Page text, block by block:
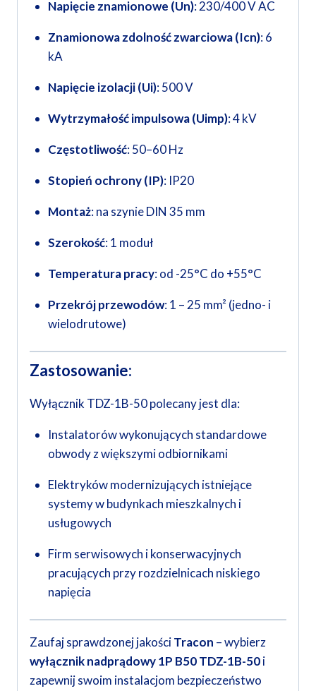
Napięcie znamionowe (Un): 230/400 V AC
Znamionowa zdolność zwarciowa (Icn): 6
kA
Napięcie izolacji (Ui): 500 V
Wytrzymałość impulsowa (Uimp): 4 kV
Częstotliwość: 50–60 Hz
Stopień ochrony (IP): IP20
Montaż: na szynie DIN 35 mm
Szerokość: 1 moduł
Temperatura pracy: od -25°C do +55°C
Przekrój przewodów: 1 – 25 mm² (jedno- i
wielodrutowe)
Zastosowanie:
Wyłącznik TDZ-1B-50 polecany jest dla:
Instalatorów wykonujących standardowe
obwody z większymi odbiornikami
Elektryków modernizujących istniejące
systemy w budynkach mieszkalnych i
usługowych
Firm serwisowych i konserwacyjnych
pracujących przy rozdzielnicach niskiego
napięcia
Zaufaj sprawdzonej jakościTracon – wybierz
wyłącznik nadprądowy 1P B50 TDZ-1B-50i
zapewnij swoim instalacjom bezpieczeństwo